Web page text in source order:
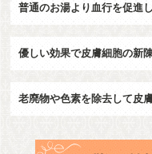
普通のお湯より血行を促進
優しい効果で皮膚細胞の新
老廃物や色素を除去して皮